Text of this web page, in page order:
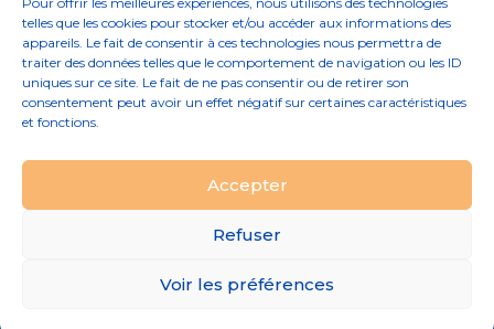
telles que les cookies pour stocker et/ou accéder aux informations des
appareils. Le fait de consentir à ces technologies nous permettra de
traiter des données telles que le comportement de navigation ou les ID
uniques sur ce site. Le fait de ne pas consentir ou de retirer son
consentement peut avoir un effet négatif sur certaines caractéristiques
et fonctions.
Accepter
Refuser
Voir les préférences
mars 2023
Principale
02 96 52 68 68
MENTIONS LÉGALES
PLAN DU SITE